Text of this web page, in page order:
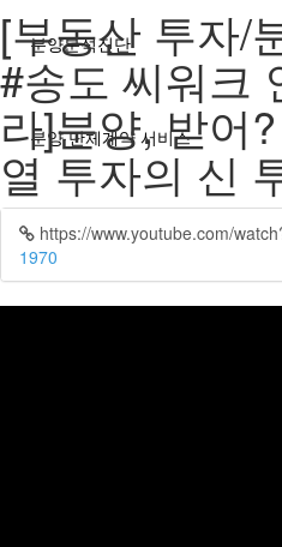
분양분석진단
분양 단체계약 서비스
부동산 재태크
[부동산 투자/
#송도 씨워크
라]분양, 받어
열 투자의 신
https://www.youtube.com/
1970